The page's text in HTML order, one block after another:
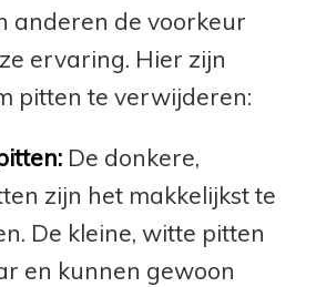
anderen de voorkeur
ervaring. Hier zijn
pitten te verwijderen:
De donkere,
zijn het makkelijkst te
De kleine, witte pitten
en kunnen gewoon